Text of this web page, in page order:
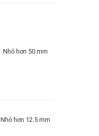
Nhỏ hơn 50 mm
Nhỏ hơn 12.5 mm